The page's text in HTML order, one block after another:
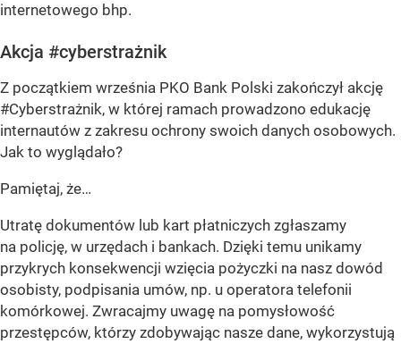
internetowego bhp.
Akcja #cyberstrażnik
Z początkiem września PKO Bank Polski zakończył akcję
#Cyberstrażnik, w której ramach prowadzono edukację
internautów z zakresu ochrony swoich danych osobowych.
Jak to wyglądało?
Pamiętaj, że…
Utratę dokumentów lub kart płatniczych zgłaszamy
na policję, w urzędach i bankach. Dzięki temu unikamy
przykrych konsekwencji wzięcia pożyczki na nasz dowód
osobisty, podpisania umów, np. u operatora telefonii
komórkowej. Zwracajmy uwagę na pomysłowość
przestępców, którzy zdobywając nasze dane, wykorzystują